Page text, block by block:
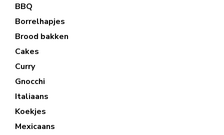
BBQ
Borrelhapjes
Brood bakken
Cakes
Curry
Gnocchi
Italiaans
Koekjes
Mexicaans